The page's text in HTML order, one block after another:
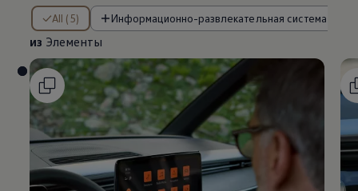
All (5) Информационно-развлекательная система (2)
из Элементы
из Элементы